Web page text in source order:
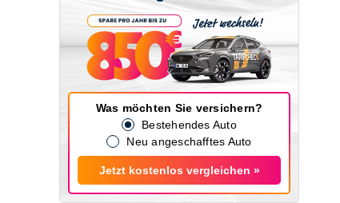
Was möchten Sie versichern?
Bestehendes Auto
Neu angeschafftes Auto
Jetzt kostenlos vergleichen »